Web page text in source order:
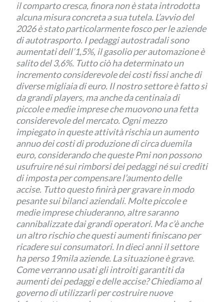
il comparto cresca, finora non è stata introdotta
alcuna misura concreta a sua tutela. L’avvio del
2026 è stato particolarmente fosco per le aziende
di autotrasporto. I pedaggi autostradali sono
aumentati dell’1,5%, il gasolio per automazione è
salito del 3,6%. Tutto ciò ha determinato un
incremento considerevole dei costi fissi anche di
diverse migliaia di euro. Il nostro settore è fatto sì
da grandi players, ma anche da centinaia di
piccole e medie imprese che muovono una fetta
considerevole del mercato. Ogni mezzo
impiegato in queste attività rischia un aumento
annuo dei costi di produzione di circa duemila
euro, considerando che queste Pmi non possono
usufruire né sui rimborsi dei pedaggi né sui crediti
di imposta per compensare l’aumento delle
accise. Tutto questo finirà per gravare in modo
pesante sui bilanci aziendali. Molte piccole e
medie imprese chiuderanno, altre saranno
cannibalizzate dai grandi operatori. Ma c’è anche
un altro rischio che questi aumenti finiscano per
ricadere sui consumatori. In dieci anni il settore
ha perso 19mila aziende. La situazione è grave.
Come verranno usati gli introiti garantiti da
aumenti dei pedaggi e delle accise? Chiediamo al
governo di utilizzarli per costruire nuove